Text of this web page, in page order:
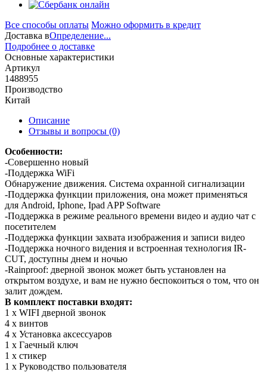
Все способы оплаты Можно оформить в кредит
Доставка вОпределение...
Подробнее о доставке
Основные характеристики
Артикул
1488955
Производство
Китай
Описание
Отзывы и вопросы (0)
Особенности:
-Совершенно новый
-Поддержка WiFi
Обнаружение движения. Система охранной сигнализации
-Поддержка функции приложения, она может применяться
для Android, Iphone, Ipad APP Software
-Поддержка в режиме реального времени видео и аудио чат с
посетителем
-Поддержка функции захвата изображения и записи видео
-Поддержка ночного видения и встроенная технология IR-
CUT, доступны днем и ночью
-Rainproof: дверной звонок может быть установлен на
открытом воздухе, и вам не нужно беспокоиться о том, что он
залит дождем.
В комплект поставки входят:
1 х WIFI дверной звонок
4 х винтов
4 x Установка аксессуаров
1 х Гаечный ключ
1 х стикер
1 х Руководство пользователя